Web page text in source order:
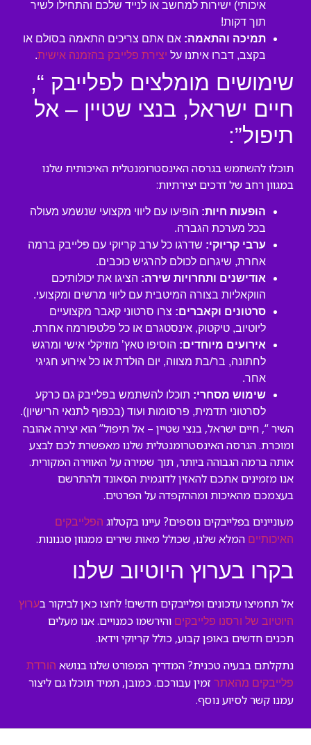
איכותי) ישירות למחשב או לנייד שלכם והתחילו לשיר
תוך דקות!
תמיכה והתאמה: אם אתם צריכים התאמה בסולם או
בקצב, דברו איתנו על יצירת פלייבק בהזמנה אישית.
שימושים מומלצים לפלייבק “,
חיים ישראל, בנצי שטיין – אל
תיפול”:
תוכלו להשתמש בגרסה האינסטרומנטלית האיכותית שלנו
במגוון רחב של דרכים יצירתיות:
הופעות חיות: הופיעו עם ליווי מקצועי שנשמע מעולה
בכל מערכת הגברה.
ערבי קריוקי: שדרגו כל ערב קריוקי עם פלייבק ברמה
אחרת, שיגרום לכולם להרגיש כוכבים.
אודישנים ותחרויות שירה: הציגו את יכולותיכם
הווקאליות בצורה המיטבית עם ליווי מרשים ומקצועי.
סרטונים וקאברים: צרו סרטוני קאבר מקצועיים
ליוטיוב, טיקטוק, אינסטגרם או כל פלטפורמה אחרת.
אירועים מיוחדים: הוסיפו טאץ’ מוזיקלי אישי ומרגש
לחתונה, בר/בת מצווה, יום הולדת או כל אירוע חגיגי
אחר.
שימוש מסחרי: תוכלו להשתמש בפלייבק גם כרקע
לסרטוני תדמית, פרסומות ועוד (בכפוף לתנאי הרישיון).
השיר “, חיים ישראל, בנצי שטיין – אל תיפול” הוא יצירה אהובה
ומוכרת. הגרסה האינסטרומנטלית שלנו מאפשרת לכם לבצע
אותה ברמה הגבוהה ביותר, תוך שמירה על האווירה המקורית.
אנו מזמינים אתכם להאזין לדוגמית הסאונד ולהתרשם
בעצמכם מהאיכות ומההקפדה על הפרטים.
מעוניינים בפלייבקים נוספים? עיינו בקטלוג הפלייבקים
האיכותיים המלא שלנו, שכולל מאות שירים ממגוון סגנונות.
בקרו בערוץ היוטיוב שלנו
אל תחמיצו עדכונים ופלייבקים חדשים! לחצו כאן לביקור בערוץ
היוטיוב של ורסנו פלייבקים והירשמו כמנויים. אנו מעלים
תכנים חדשים באופן קבוע, כולל קריוקי וידאו.
נתקלתם בבעיה טכנית? המדריך המפורט שלנו בנושא הורדת
פלייבקים מהאתר זמין עבורכם. כמובן, תמיד תוכלו גם ליצור
עמנו קשר לסיוע נוסף.